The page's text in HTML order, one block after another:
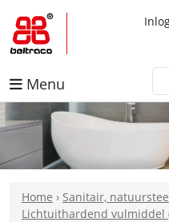
Menu
Home › Sanitair,
Lichtuithardend vulmiddel